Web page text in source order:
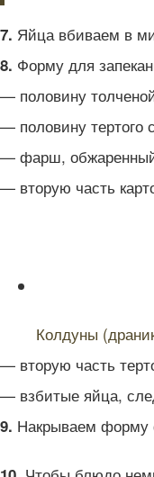
7. Яйца вбиваем в
8. Форму для
— половину
— половину тертого
— фарш, обжаренный
— вторую часть
Колдуны
— вторую часть
— взбитые яйца,
9. Накрываем форму